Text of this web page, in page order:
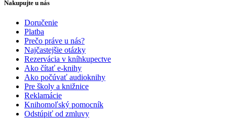
Nakupujte u nás
Doručenie
Platba
Prečo práve u nás?
Najčastejšie otázky
Rezervácia v kníhkupectve
Ako čítať e-knihy
Ako počúvať audioknihy
Pre školy a knižnice
Reklamácie
Knihomoľský pomocník
Odstúpiť od zmluvy